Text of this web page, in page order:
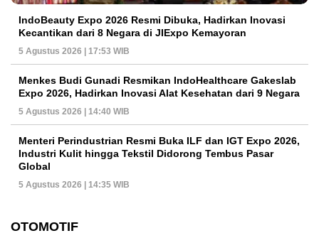
IndoBeauty Expo 2026 Resmi Dibuka, Hadirkan Inovasi
Kecantikan dari 8 Negara di JIExpo Kemayoran
5 Agustus 2026 | 17:53 WIB
Menkes Budi Gunadi Resmikan IndoHealthcare Gakeslab
Expo 2026, Hadirkan Inovasi Alat Kesehatan dari 9 Negara
5 Agustus 2026 | 14:40 WIB
Menteri Perindustrian Resmi Buka ILF dan IGT Expo 2026,
Industri Kulit hingga Tekstil Didorong Tembus Pasar
Global
5 Agustus 2026 | 14:35 WIB
OTOMOTIF